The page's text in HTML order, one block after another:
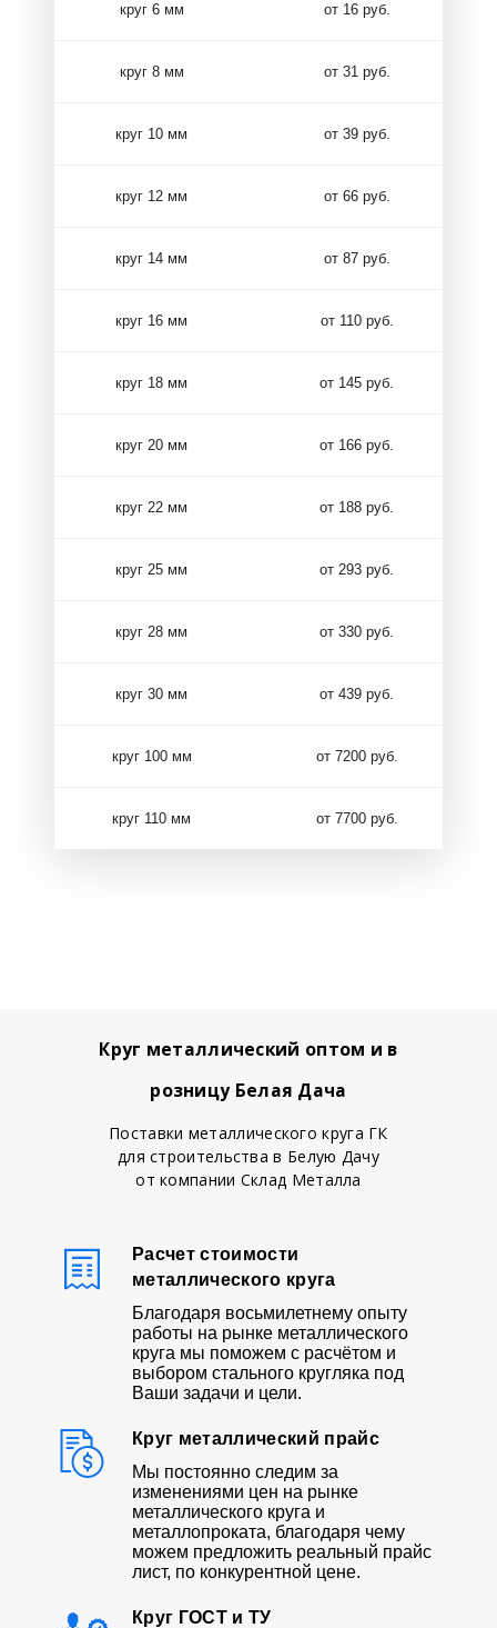
круг 6 мм от 16 руб.
круг 8 мм от 31 руб.
круг 10 мм от 39 руб.
круг 12 мм от 66 руб.
круг 14 мм от 87 руб.
круг 16 мм от 110 руб.
круг 18 мм от 145 руб.
круг 20 мм от 166 руб.
круг 22 мм от 188 руб.
круг 25 мм от 293 руб.
круг 28 мм от 330 руб.
круг 30 мм от 439 руб.
круг 100 мм от 7200 руб.
круг 110 мм от 7700 руб.
Круг металлический оптом и в
розницу Белая Дача
Поставки металлического круга ГК
для строительства в Белую Дачу
от компании Склад Металла
Расчет стоимости
металлического круга
Благодаря восьмилетнему опыту
работы на рынке металлического
круга мы поможем с расчётом и
выбором стального кругляка под
Ваши задачи и цели.
Круг металлический прайс
Мы постоянно следим за
изменениями цен на рынке
металлического круга и
металлопроката, благодаря чему
можем предложить реальный прайс
лист, по конкурентной цене.
Круг ГОСТ и ТУ